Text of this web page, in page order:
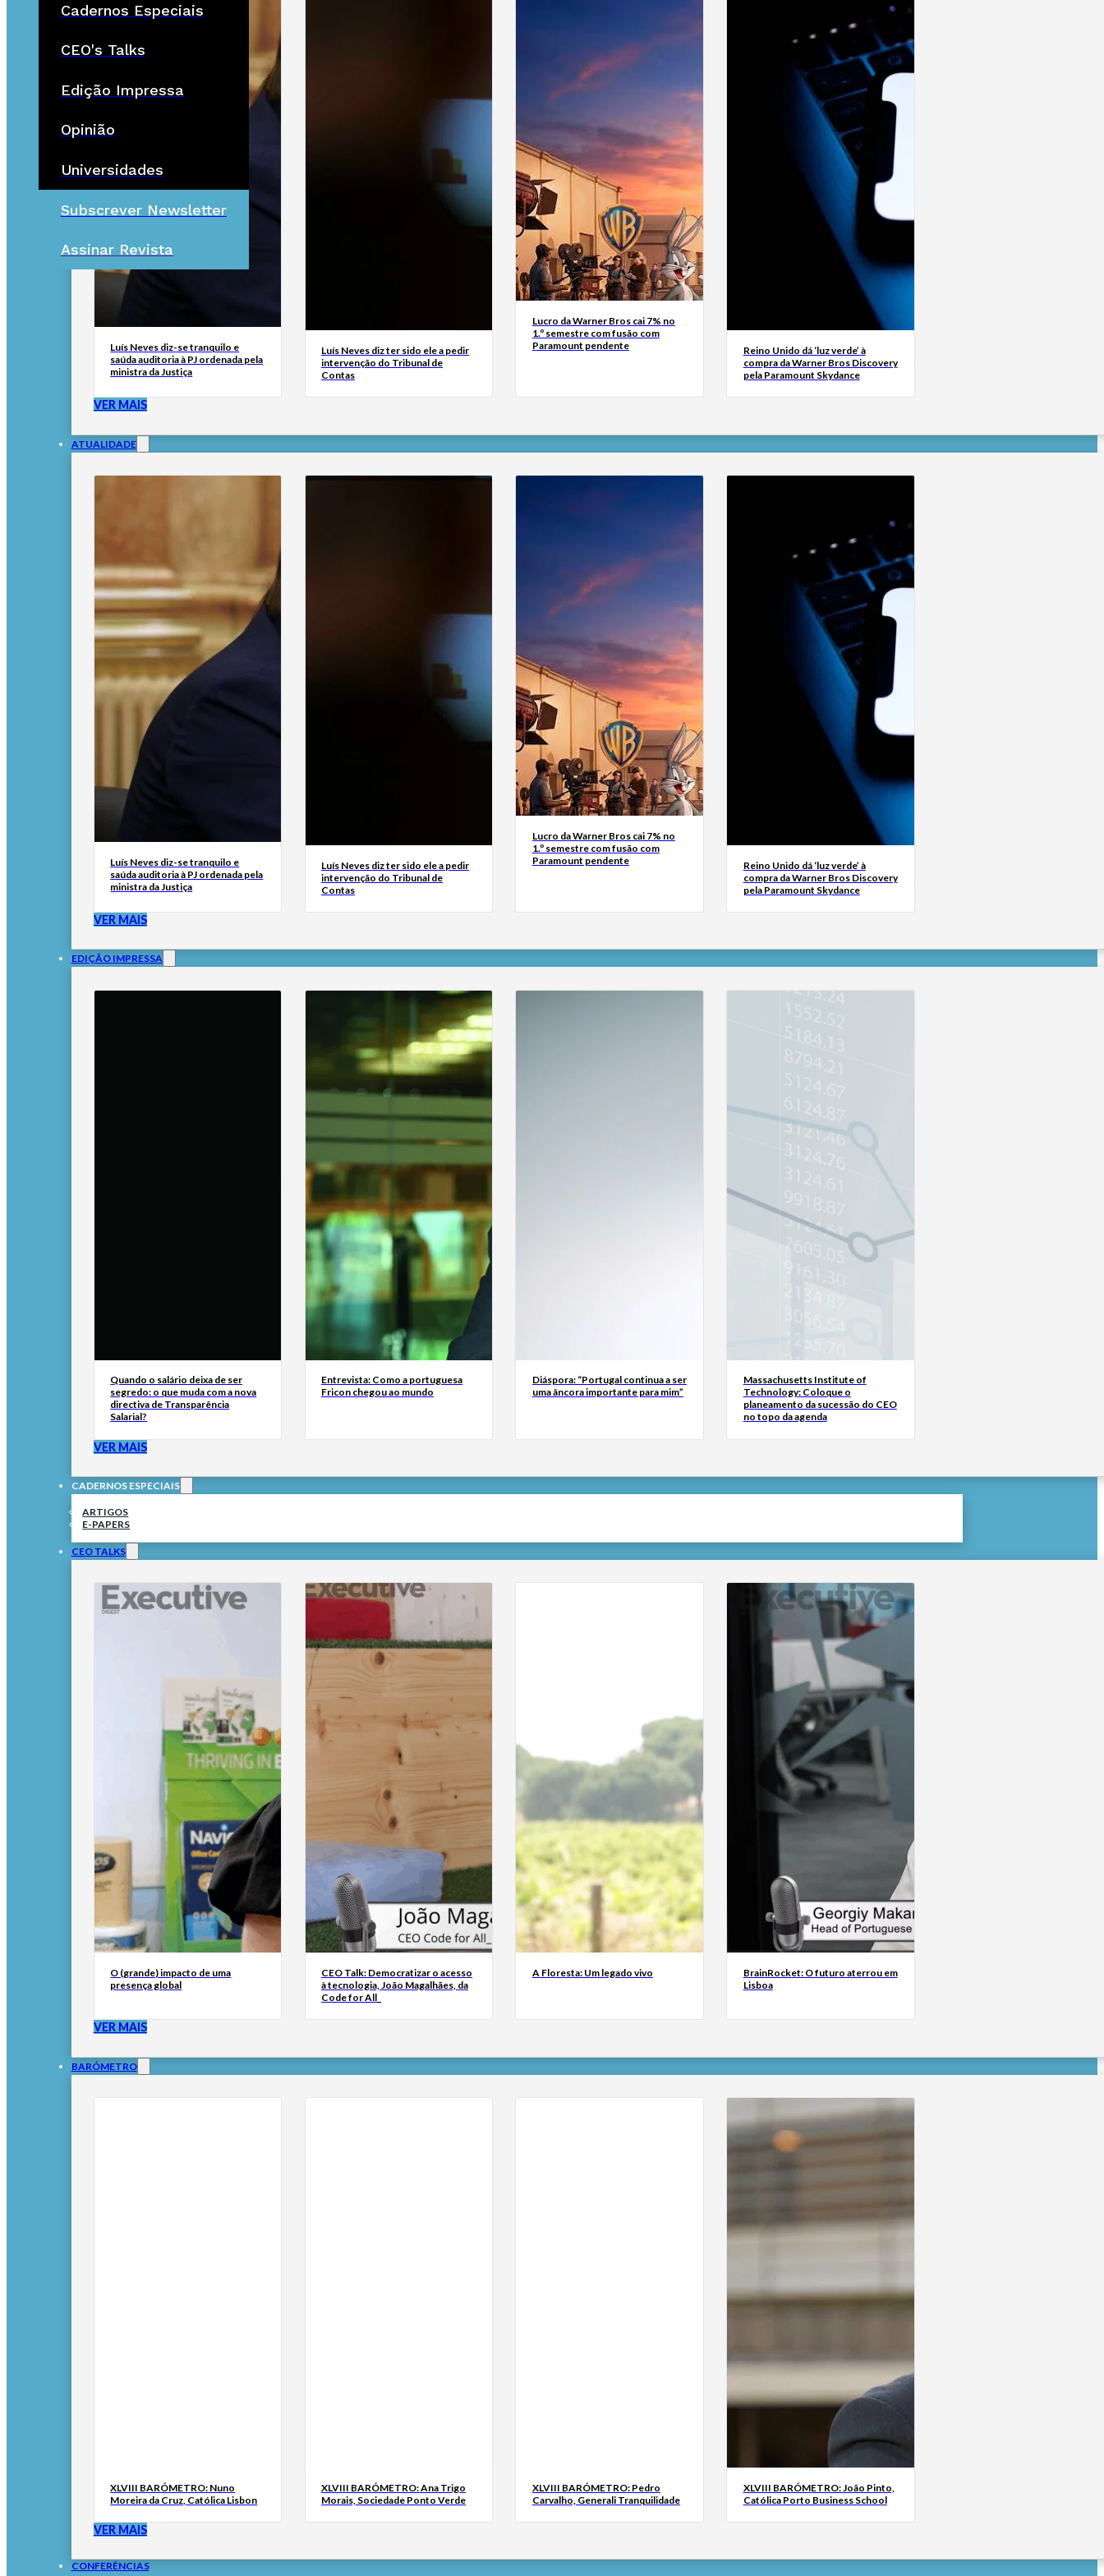
Cadernos Especiais
CEO's Talks
Edição Impressa
Opinião
Universidades
Subscrever Newsletter
Assinar Revista
Luís Neves diz-se tranquilo e
saúda auditoria à PJ ordenada pela
ministra da Justiça
Luís Neves diz ter sido ele a pedir
intervenção do Tribunal de
Contas
Lucro da Warner Bros cai 7% no
1.º semestre com fusão com
Paramount pendente
Reino Unido dá ‘luz verde’ à
compra da Warner Bros Discovery
pela Paramount Skydance
VER MAIS
ATUALIDADE
Luís Neves diz-se tranquilo e
saúda auditoria à PJ ordenada pela
ministra da Justiça
Luís Neves diz ter sido ele a pedir
intervenção do Tribunal de
Contas
Lucro da Warner Bros cai 7% no
1.º semestre com fusão com
Paramount pendente
Reino Unido dá ‘luz verde’ à
compra da Warner Bros Discovery
pela Paramount Skydance
VER MAIS
EDIÇÃO IMPRESSA
Quando o salário deixa de ser
segredo: o que muda com a nova
directiva de Transparência
Salarial?
Entrevista: Como a portuguesa
Fricon chegou ao mundo
Diáspora: “Portugal continua a ser
uma âncora importante para mim”
Massachusetts Institute of
Technology: Coloque o
planeamento da sucessão do CEO
no topo da agenda
VER MAIS
CADERNOS ESPECIAIS
ARTIGOS
E-PAPERS
CEO TALKS
O (grande) impacto de uma
presença global
CEO Talk: Democratizar o acesso
à tecnologia, João Magalhães, da
Code for All_
A Floresta: Um legado vivo
BrainRocket: O futuro aterrou em
Lisboa
VER MAIS
BARÓMETRO
XLVIII BARÓMETRO: Nuno
Moreira da Cruz, Católica Lisbon
XLVIII BARÓMETRO: Ana Trigo
Morais, Sociedade Ponto Verde
XLVIII BARÓMETRO: Pedro
Carvalho, Generali Tranquilidade
XLVIII BARÓMETRO: João Pinto,
Católica Porto Business School
VER MAIS
CONFERÊNCIAS